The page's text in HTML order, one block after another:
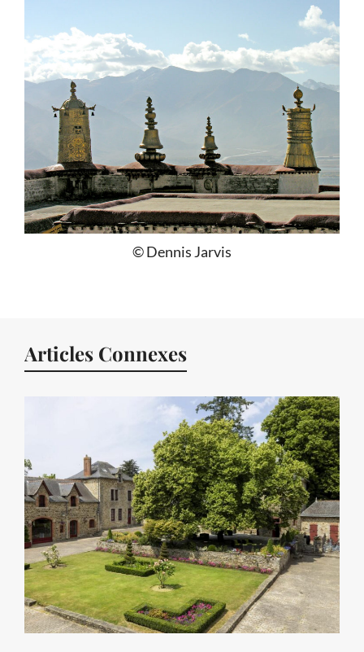
© Dennis Jarvis
Articles Connexes